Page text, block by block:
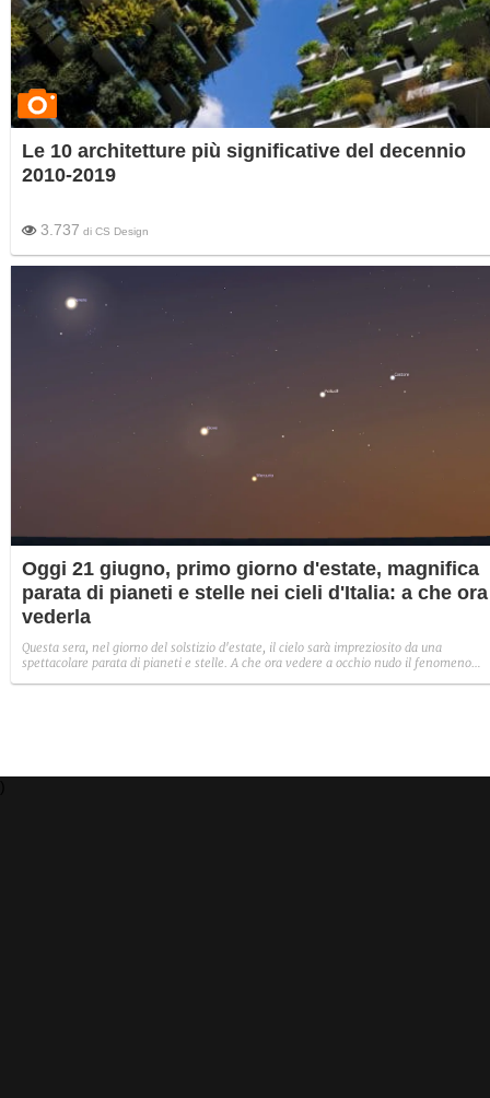
Le 10 architetture più significative del decennio
2010-2019
3.737 di CS Design
Oggi 21 giugno, primo giorno d'estate, magnifica
parata di pianeti e stelle nei cieli d'Italia: a che ora
vederla
Questa sera, nel giorno del solstizio d'estate, il cielo sarà impreziosito da una
spettacolare parata di pianeti e stelle. A che ora vedere a occhio nudo il fenomeno